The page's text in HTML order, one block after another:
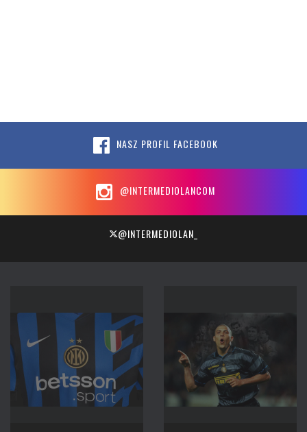
NASZ PROFIL FACEBOOK
@INTERMEDIOLANCOM
@INTERMEDIOLAN_